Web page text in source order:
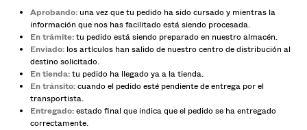
Aprobando:una vez que tu pedido ha sido cursado y mientras la
información que nos has facilitado está siendo procesada.
En trámite:tu pedido está siendo preparado en nuestro almacén.
Enviado: los artículos han salido de nuestro centro de distribución al
destino solicitado.
En tienda:tu pedido ha llegado ya a la tienda.
En tránsito:cuando el pedido esté pendiente de entrega por el
transportista.
Entregado:estado final que indica que el pedido se ha entregado
correctamente.